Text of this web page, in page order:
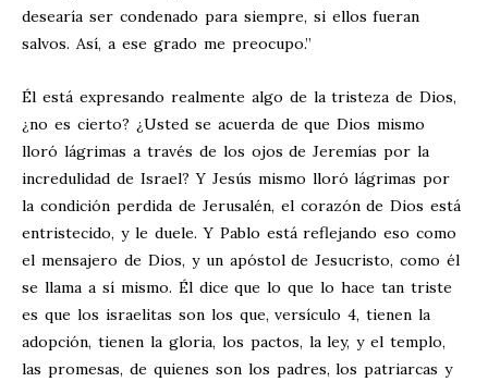
desearía ser condenado para siempre, si ellos fueran
salvos. Así, a ese grado me preocupo.”
Él está expresando realmente algo de la tristeza de Dios,
¿no es cierto? ¿Usted se acuerda de que Dios mismo
lloró lágrimas a través de los ojos de Jeremías por la
incredulidad de Israel? Y Jesús mismo lloró lágrimas por
la condición perdida de Jerusalén, el corazón de Dios está
entristecido, y le duele. Y Pablo está reflejando eso como
el mensajero de Dios, y un apóstol de Jesucristo, como él
se llama a sí mismo. Él dice que lo que lo hace tan triste
es que los israelitas son los que, versículo 4, tienen la
adopción, tienen la gloria, los pactos, la ley, y el templo,
las promesas, de quienes son los padres, los patriarcas y